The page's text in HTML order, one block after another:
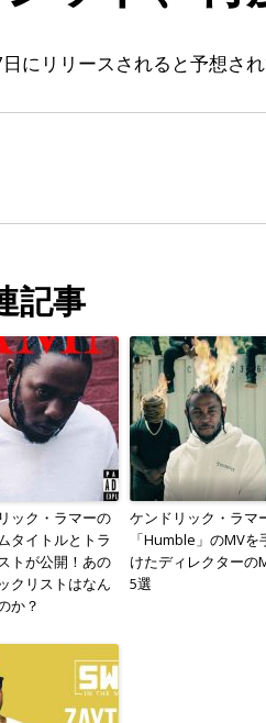
にリリースされると予想さ
記事
ック・ラマーの
タイトルとトラ
トが公開！あの
クリストはなん
か？
ケンドリック・ラマ
「Humble」のMVを
けたディレクターの
5選